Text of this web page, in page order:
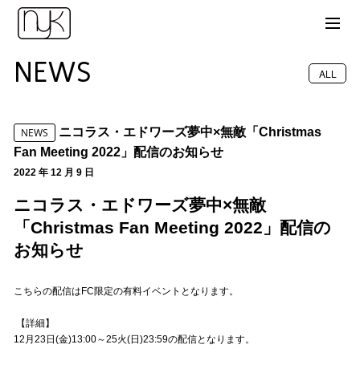
NEWS ALL
NEWS
ニコラス・エドワーズ夢中×無敵「Christmas
Fan Meeting 2022」配信のお知らせ
2022 年 12 月 9 日
ニコラス・エドワーズ夢中×無敵
「Christmas Fan Meeting 2022」配信の
お知らせ
こちらの配信はFC限定の有料イベントとなります。
【詳細】
12月23日(金)13:00～25火(日)23:59の配信となります。